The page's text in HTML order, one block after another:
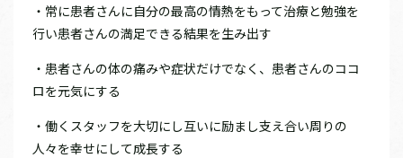
・常に患者さんに自分の最高の情熱をもって治療と勉強を
行い患者さんの満足できる結果を生み出す
・患者さんの体の痛みや症状だけでなく、患者さんのココ
ロを元気にする
・働くスタッフを大切にし互いに励まし支え合い周りの
人々を幸せにして成長する